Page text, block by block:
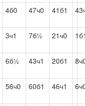
4б0 47ч0 41б1
3ч1 7б½ 21ч0
6б½ 43ч1 20б1
56ч0 60б1 46ч1